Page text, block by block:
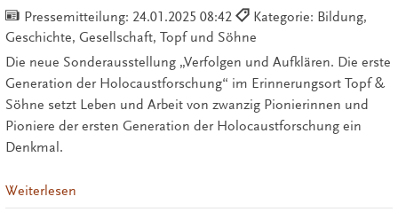
Pressemitteilung: 24.01.2025 08:42
Kategorie: Bildung,
Geschichte, Gesellschaft, Topf und Söhne
Die neue Sonderausstellung „Verfolgen und Aufklären. Die erste
Generation der Holocaustforschung“ im Erinnerungsort Topf &
Söhne setzt Leben und Arbeit von zwanzig Pionierinnen und
Pioniere der ersten Generation der Holocaustforschung ein
Denkmal.
Weiterlesen